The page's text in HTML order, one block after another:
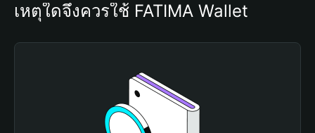
เหตุใดจึงควรใช้ FATIMA Wallet